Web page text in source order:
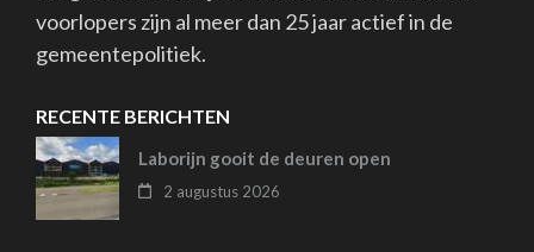
voorlopers zijn al meer dan 25 jaar actief in de
gemeentepolitiek.
RECENTE BERICHTEN
Laborijn gooit de deuren open
2 augustus 2026